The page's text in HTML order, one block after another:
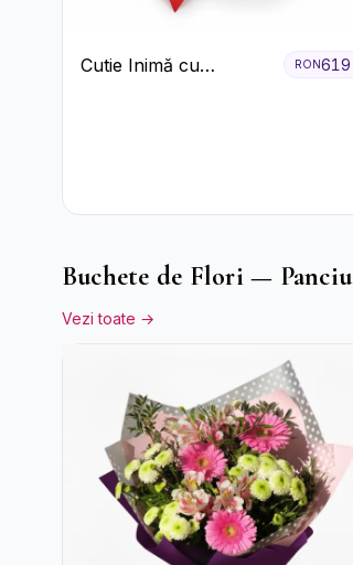
Cutie Inimă cu
RON619
Buchete de Flori — Panciu
Vezi toate →